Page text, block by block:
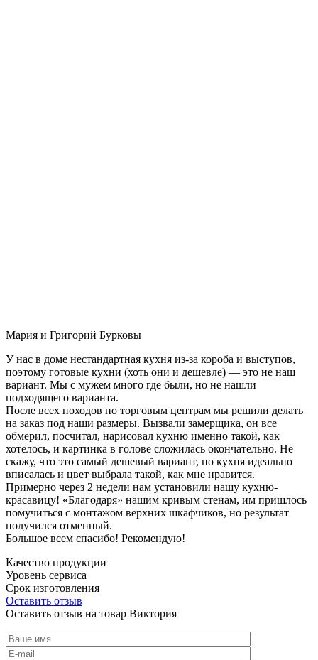
Мария и Григорий Бурковы
У нас в доме нестандартная кухня из-за короба и выступов,
поэтому готовые кухни (хоть они и дешевле) — это не наш
вариант. Мы с мужем много где были, но не нашли
подходящего варианта.
После всех походов по торговым центрам мы решили делать
на заказ под наши размеры. Вызвали замерщика, он все
обмерил, посчитал, нарисовал кухню именно такой, как
хотелось, и картинка в голове сложилась окончательно. Не
скажу, что это самый дешевый вариант, но кухня идеально
вписалась и цвет выбрала такой, как мне нравится.
Примерно через 2 недели нам установили нашу кухню-
красавицу! «Благодаря» нашим кривым стенам, им пришлось
помучиться с монтажом верхних шкафчиков, но результат
получился отменный.
Большое всем спасибо! Рекомендую!
Качество продукции
Уровень сервиса
Срок изготовления
Оставить отзыв
Оставить отзыв на товар Виктория